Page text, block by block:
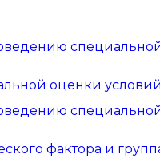
оценки условий
фактора и